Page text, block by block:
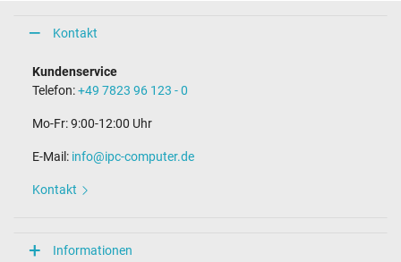
38 mm / 28 mm / 38 mm
Weitere Daten
Ja
CE
Netzteil
Kontakt
Kundenservice
Telefon:+49 7823 96 123 - 0
Mo-Fr: 9:00-12:00 Uhr
E-Mail: info@ipc-computer.de
Kontakt
Informationen